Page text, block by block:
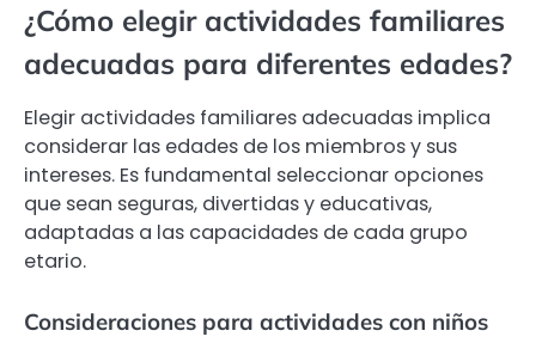
¿Cómo elegir actividades familiares
adecuadas para diferentes edades?
Elegir actividades familiares adecuadas implica
considerar las edades de los miembros y sus
intereses. Es fundamental seleccionar opciones
que sean seguras, divertidas y educativas,
adaptadas a las capacidades de cada grupo
etario.
Consideraciones para actividades con niños